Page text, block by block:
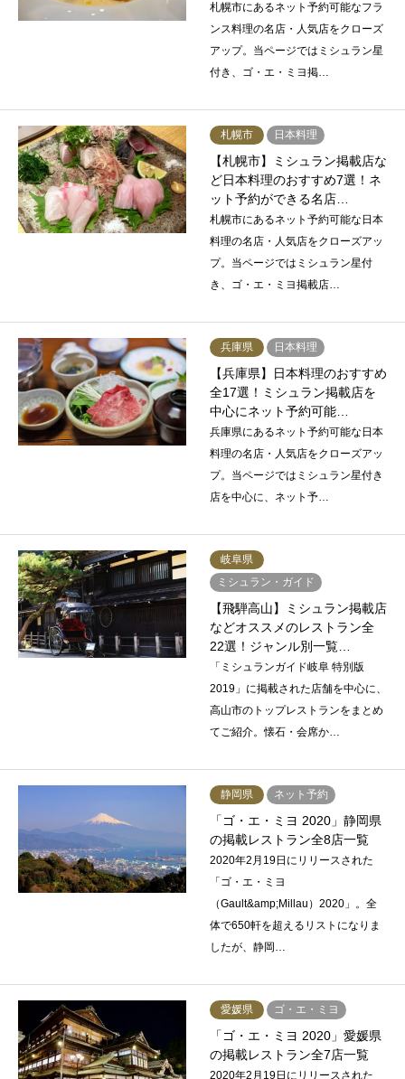
札幌市にあるネット予約可能なフラ
ンス料理の名店・人気店をクローズ
アップ。当ページではミシュラン星
付き、ゴ・エ・ミヨ掲…
札幌市 日本料理
【札幌市】ミシュラン掲載店な
ど日本料理のおすすめ7選！ネ
ット予約ができる名店…
札幌市にあるネット予約可能な日本
料理の名店・人気店をクローズアッ
プ。当ページではミシュラン星付
き、ゴ・エ・ミヨ掲載店…
兵庫県 日本料理
【兵庫県】日本料理のおすすめ
全17選！ミシュラン掲載店を
中心にネット予約可能…
兵庫県にあるネット予約可能な日本
料理の名店・人気店をクローズアッ
プ。当ページではミシュラン星付き
店を中心に、ネット予…
岐阜県
ミシュラン・ガイド
【飛騨高山】ミシュラン掲載店
などオススメのレストラン全
22選！ジャンル別一覧…
「ミシュランガイド岐阜 特別版
2019」に掲載された店舗を中心に、
高山市のトップレストランをまとめ
てご紹介。懐石・会席か…
静岡県 ネット予約
「ゴ・エ・ミヨ 2020」静岡県
の掲載レストラン全8店一覧
2020年2月19日にリリースされた
「ゴ・エ・ミヨ
（Gault&amp;Millau）2020」。全
体で650軒を超えるリストになりま
したが、静岡…
愛媛県 ゴ・エ・ミヨ
「ゴ・エ・ミヨ 2020」愛媛県
の掲載レストラン全7店一覧
2020年2月19日にリリースされた